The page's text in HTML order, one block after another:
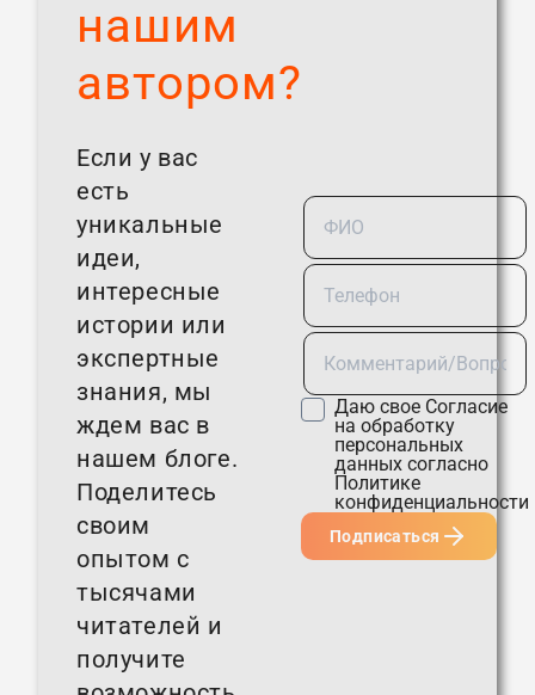
нашим
автором?
Если у вас
есть
уникальные
идеи,
интересные
истории или
экспертные
знания, мы
ждем вас в
нашем блоге.
Поделитесь
своим
опытом с
тысячами
читателей и
получите
Даю свое Согласие
на обработку
персональных
данных согласно
Политике
конфиденциальности
Подписаться